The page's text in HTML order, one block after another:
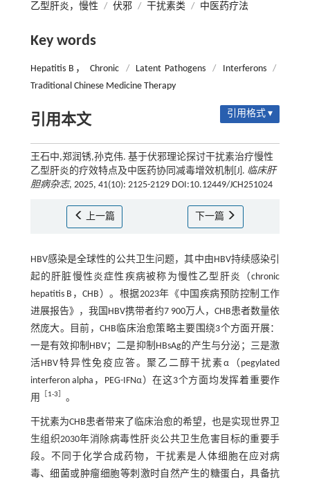
乙型肝炎，慢性 / 伏邪 / 干扰素类 / 中医药疗法
Key words
Hepatitis B， Chronic / Latent Pathogens / Interferons
/
Traditional Chinese Medicine Therapy
引用本文 引用格式 ▾
王石中,郑润锈,孙克伟. 基于伏邪理论探讨干扰素治疗慢性
乙型肝炎的疗效特点及中医药协同减毒增效机制[J]. 临床肝
胆病杂志, 2025, 41(10): 2125-2129 DOI:10.12449/JCH251024
上一篇 下一篇
HBV感染是全球性的公共卫生问题，其中由HBV持续感染引
起的肝脏慢性炎症性疾病被称为慢性乙型肝炎（chronic
hepatitis B，CHB）。根据2023年《中国疾病预防控制工作
进展报告》，我国HBV携带者约7 900万人，CHB患者数量依
然庞大。目前，CHB临床治愈策略主要围绕3个方面开展：
一是有效抑制HBV；二是抑制HBsAg的产生与分泌；三是激
活HBV特异性免疫应答。聚乙二醇干扰素α（pegylated
interferon alpha，PEG-IFNα）在这3个方面均发挥着重要作
用
［1-3］ 。
干扰素为CHB患者带来了临床治愈的希望，也是实现世界卫
生组织2030年消除病毒性肝炎公共卫生危害目标的重要手
段。不同于化学合成药物，干扰素是人体细胞在应对病
毒、细菌或肿瘤细胞等刺激时自然产生的糖蛋白，具备抗